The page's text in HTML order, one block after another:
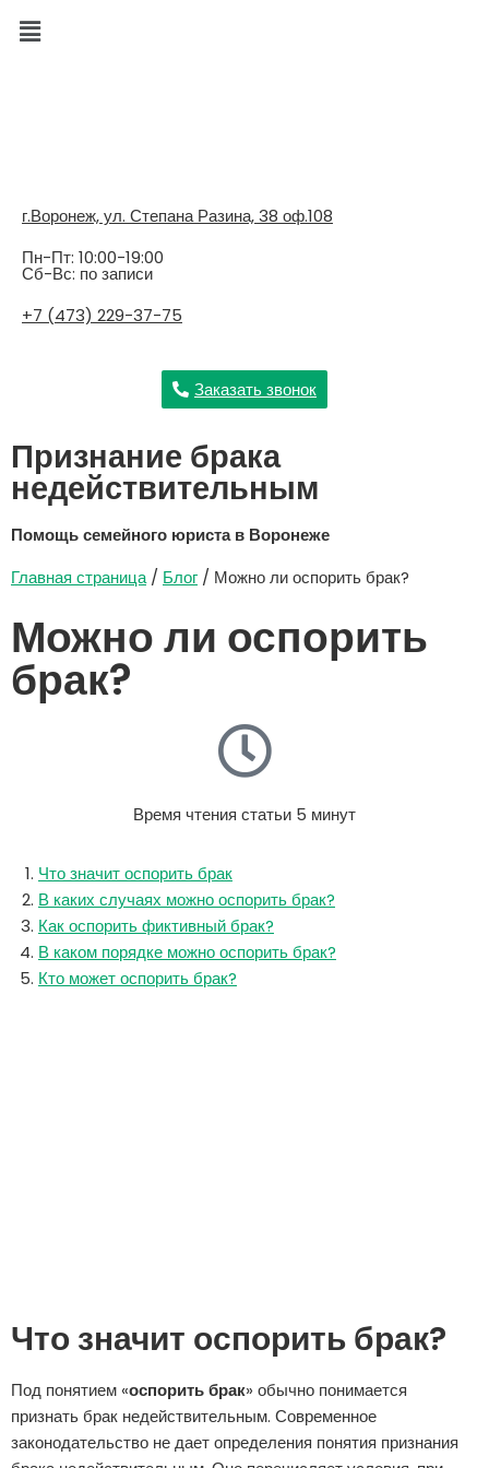
г.Воронеж, ул. Степана Разина, 38 оф.108
Пн-Пт: 10:00-19:00
Сб-Вс: по записи
+7 (473) 229-37-75
Заказать звонок
Признание брака
недействительным
Помощь семейного юриста в Воронеже
Главная страница/ Блог / Можно ли оспорить брак?
Можно ли оспорить
брак?
Время чтения статьи 5 минут
Что значит оспорить брак
В каких случаях можно оспорить брак?
Как оспорить фиктивный брак?
В каком порядке можно оспорить брак?
Кто может оспорить брак?
Что значит оспорить брак?
Под понятием «оспорить брак» обычно понимается
признать брак недействительным. Современное
законодательство не дает определения понятия признания